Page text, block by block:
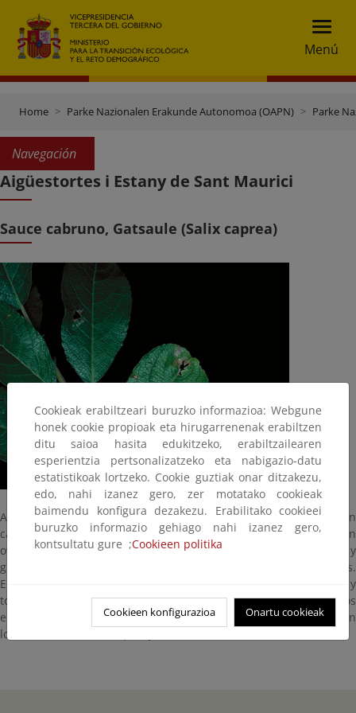
Menú
Home Parke Nazionalen Erakunde Autonomoa (OAPN) Parke
Navegación
Aigüestortes i Estany de Sant Maurici
Sauce cabruno, Gatsaule (Salix caprea)
Arbusto de la familia de las Salicáceas, que encontramos en
cantidades considerables en bosques húmedos. Sus hojas son
ovadas, bastante anchas, de color verde oscuro por el haz y
grisaceas por el envés, sus flores son un manjar para las abejas.
El tronco, en principio de corteza lisa de color gris, se agrieta y
toma un color pardo pálido según envejece. Lo podemos
encontrar desde la llanura hasta la montaña, a unos 2000 m, en
los linderos de los bosques y en los bordes de los caminos.
Cookieak erabiltzeari buruzko informazioa: Webgune
honek cookie propioak eta hirugarrenenak erabiltzen
ditu saioa hasita edukitzeko, erabiltzailearen
esperientzia pertsonalizatzeko eta nabigazio-datu
estatistikoak lortzeko. Cookie guztiak onar ditzakezu,
edo, nahi izanez gero, zer motatako cookieak
baimendu konfigura dezakezu. Erabilitako cookieei
buruzko informazio gehiago nahi izanez gero,
kontsultatu gure ;Cookieen politika
Cookieen konfigurazioa Onartu cookieak